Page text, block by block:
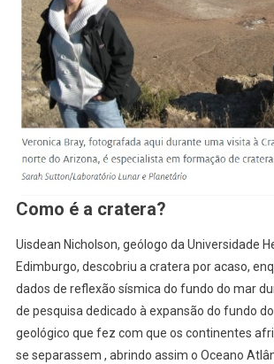
Como é a cratera?
Uisdean Nicholson, geólogo da Universidade
Edimburgo, descobriu a cratera por acaso,
dados de reflexão sísmica do fundo do mar
de pesquisa dedicado à expansão do fundo
geológico que fez com que os continentes
se separassem , abrindo assim o Oceano